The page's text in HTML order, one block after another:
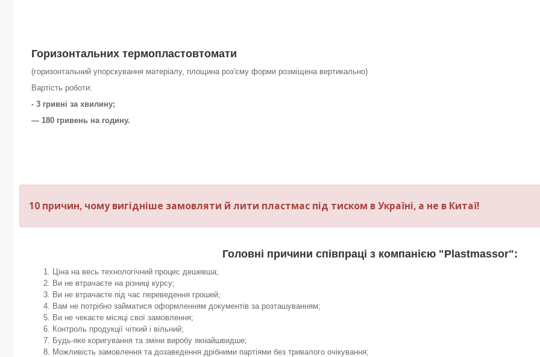
Горизонтальних термопластовтомати
(горизонтальний упорскування матеріалу, площина роз'єму форми розміщена вертикально)
Вартість роботи:
- 3 гривні за хвилину;
— 180 гривень на годину.
10 причин, чому вигідніше замовляти й лити пластмас під тиском в Україні, а не в Китаї!
Головні причини співпраці з компанією "Plastmassor":
Ціна на весь технологічний процес дешевша;
Ви не втрачаєте на різниці курсу;
Ви не втрачаєте під час переведення грошей;
Вам не потрібно займатися оформленням документів за розташуванням;
Ви не чекаєте місяці свої замовлення;
Контроль продукції чіткий і вільний;
Будь-яке коригування та зміни виробу якнайшвидше;
Можливість замовлення та дозаведення дрібними партіями без тривалого очікування;